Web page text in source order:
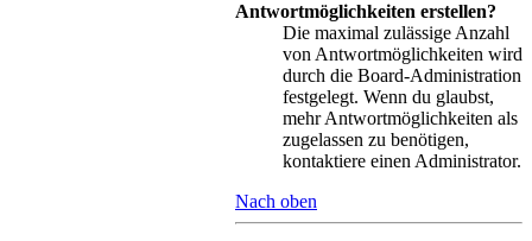
Antwortmöglichkeiten erstellen?
Die maximal zulässige Anzahl
von Antwortmöglichkeiten wird
durch die Board-Administration
festgelegt. Wenn du glaubst,
mehr Antwortmöglichkeiten als
zugelassen zu benötigen,
kontaktiere einen Administrator.
Nach oben